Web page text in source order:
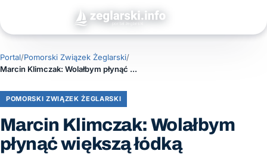
Portal/Pomorski Związek Żeglarski/
Marcin Klimczak: Wolałbym płynąć większą łódką
POMORSKI ZWIĄZEK ŻEGLARSKI
Marcin Klimczak: Wolałbym
płynąć większą łódką